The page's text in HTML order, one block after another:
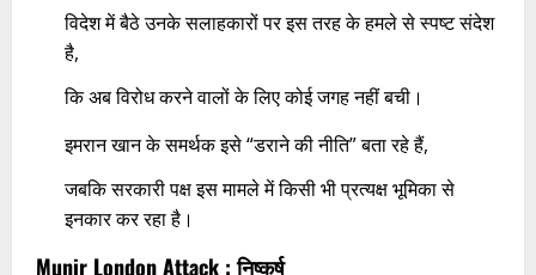
विदेश में बैठे उनके सलाहकारों पर इस तरह के हमले से स्पष्ट संदेश
है,
कि अब विरोध करने वालों के लिए कोई जगह नहीं बची।
इमरान खान के समर्थक इसे “डराने की नीति” बता रहे हैं,
जबकि सरकारी पक्ष इस मामले में किसी भी प्रत्यक्ष भूमिका से
इनकार कर रहा है।
Munir London Attack :निष्कर्ष